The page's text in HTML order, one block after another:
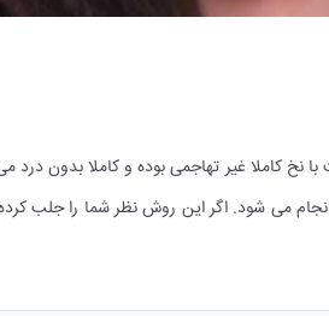
کاملا غیر تهاجمی بوده و کاملا بدون درد
می شود. اگر این روش نظر شما را جلب